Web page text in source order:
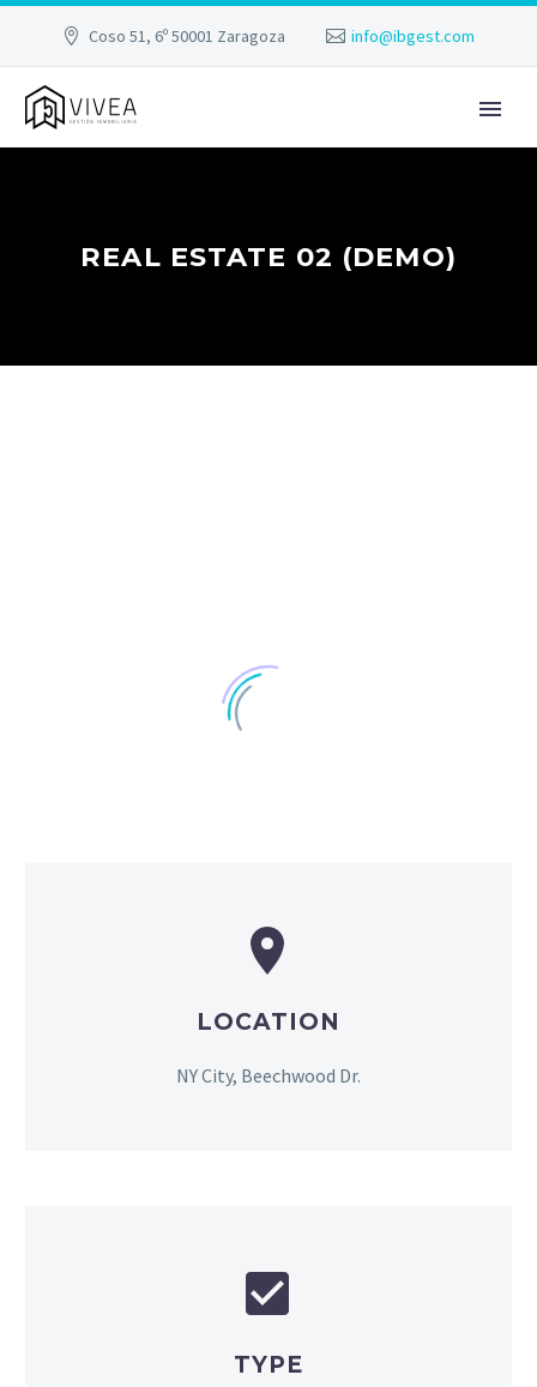
Coso 51, 6º 50001 Zaragoza info@ibgest.com
REAL ESTATE 02 (DEMO)


LOCATION
NY City, Beechwood Dr.


TYPE